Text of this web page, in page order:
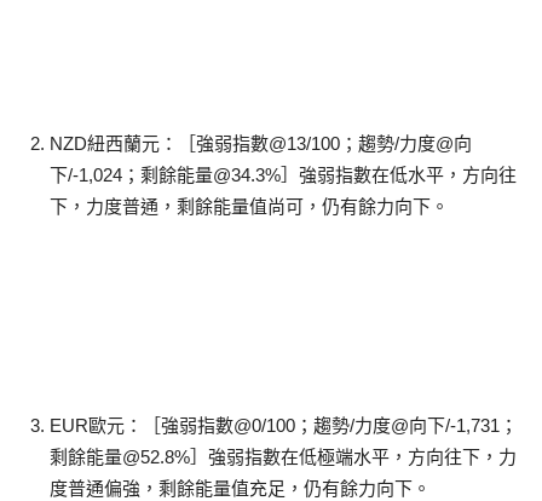
NZD紐西蘭元：［強弱指數@13/100；趨勢/力度@向
下/-1,024；剩餘能量@34.3%］強弱指數在低水平，方向往
下，力度普通，剩餘能量值尚可，仍有餘力向下。
EUR歐元：［強弱指數@0/100；趨勢/力度@向下/-1,731；
剩餘能量@52.8%］強弱指數在低極端水平，方向往下，力
度普通偏強，剩餘能量值充足，仍有餘力向下。